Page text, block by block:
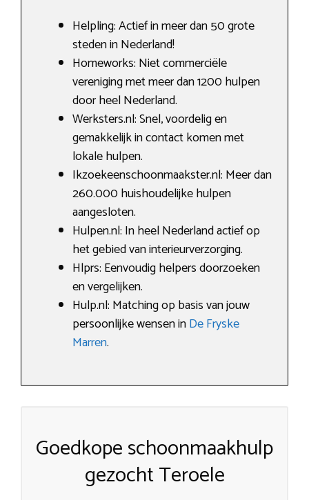
Helpling: Actief in meer dan 50 grote
steden in Nederland!
Homeworks: Niet commerciële
vereniging met meer dan 1200 hulpen
door heel Nederland.
Werksters.nl: Snel, voordelig en
gemakkelijk in contact komen met
lokale hulpen.
Ikzoekeenschoonmaakster.nl: Meer dan
260.000 huishoudelijke hulpen
aangesloten.
Hulpen.nl: In heel Nederland actief op
het gebied van interieurverzorging.
Hlprs: Eenvoudig helpers doorzoeken
en vergelijken.
Hulp.nl: Matching op basis van jouw
persoonlijke wensen inDe Fryske
Marren.
Goedkope schoonmaakhulp
gezocht Teroele